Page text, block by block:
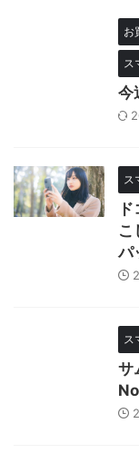
お
ス
今
ス
こ
パ
ス
サ